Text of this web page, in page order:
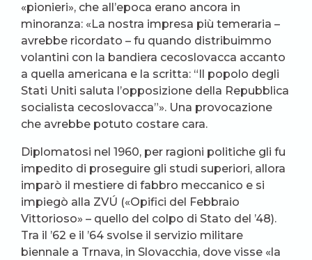
«pionieri», che all’epoca erano ancora in
minoranza: «La nostra impresa più temeraria –
avrebbe ricordato – fu quando distribuimmo
volantini con la bandiera cecoslovacca accanto
a quella americana e la scritta: “Il popolo degli
Stati Uniti saluta l’opposizione della Repubblica
socialista cecoslovacca”». Una provocazione
che avrebbe potuto costare cara.
Diplomatosi nel 1960, per ragioni politiche gli fu
impedito di proseguire gli studi superiori, allora
imparò il mestiere di fabbro meccanico e si
impiegò alla ZVÚ («Opifici del Febbraio
Vittorioso» – quello del colpo di Stato del ’48).
Tra il ’62 e il ’64 svolse il servizio militare
biennale a Trnava, in Slovacchia, dove visse «la